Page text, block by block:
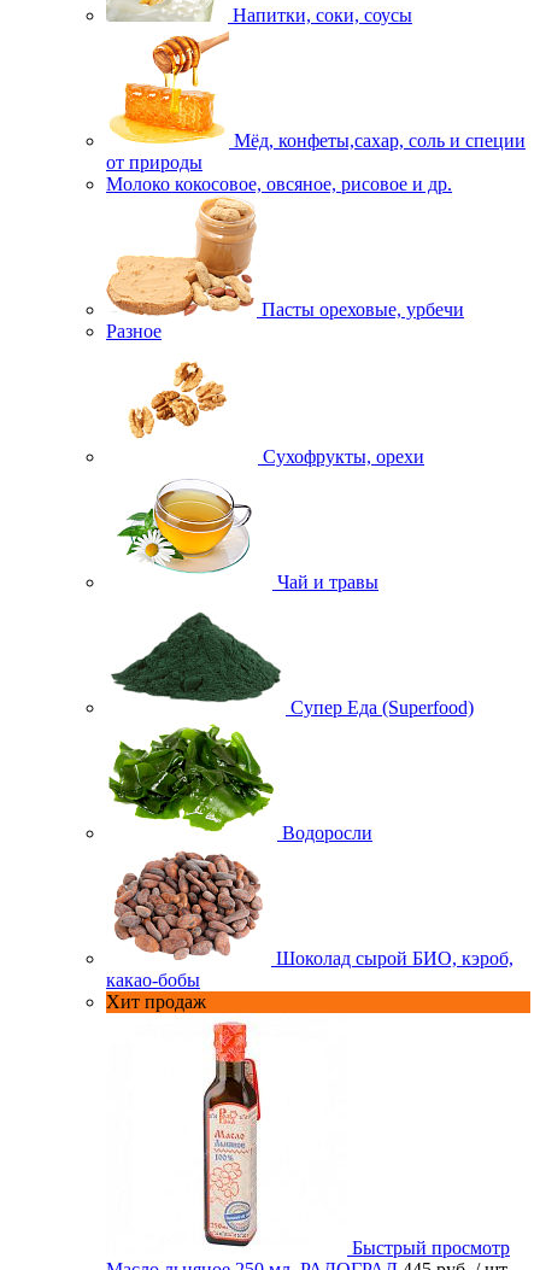
Напитки, соки, соусы
Мёд, конфеты,сахар, соль и специи
от природы
Молоко кокосовое, овсяное, рисовое и др.
Пасты ореховые, урбечи
Разное
Сухофрукты, орехи
Чай и травы
Супер Еда (Superfood)
Водоросли
Шоколад сырой БИО, кэроб,
какао-бобы
Хит продаж
Быстрый просмотр